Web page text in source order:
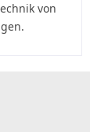
von